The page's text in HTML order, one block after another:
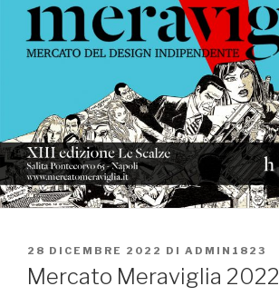
PUBBLICATO
IL
28 DICEMBRE 2022 DI ADMIN1823
Mercato Meraviglia 2022